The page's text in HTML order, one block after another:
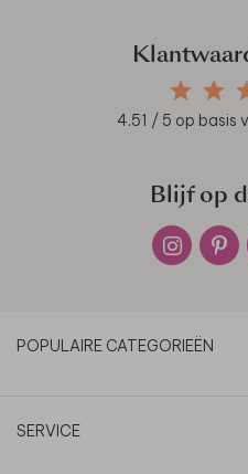
4.51 / 5 op basis
Blijf op
POPULAIRE CATEGORIEËN
SERVICE